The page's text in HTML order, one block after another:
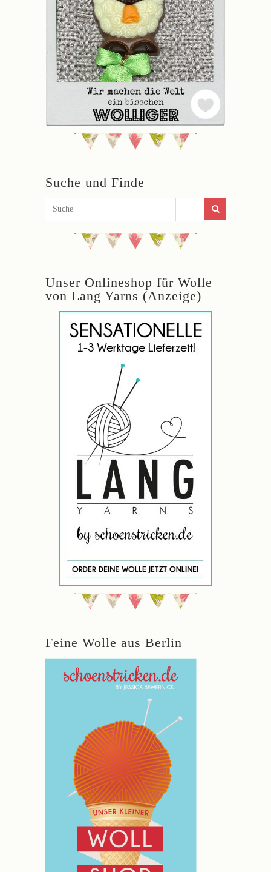
Suche und Finde
Unser Onlineshop für Wolle
von Lang Yarns (Anzeige)
Feine Wolle aus Berlin